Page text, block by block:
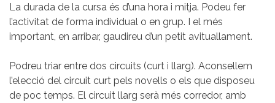
La durada de la cursa és d’una hora i mitja. Podeu fer
l’activitat de forma individual o en grup. I el més
important, en arribar, gaudireu d’un petit avituallament.
Podreu triar entre dos circuits (curt i llarg). Aconsellem
l’elecció del circuit curt pels novells o els que disposeu
de poc temps. El circuit llarg serà més corredor, amb